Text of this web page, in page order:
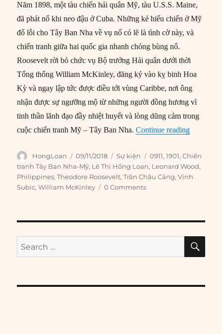
Năm 1898, một tàu chiến hải quân Mỹ, tàu U.S.S. Maine,
đã phát nổ khi neo đậu ở Cuba. Những kẻ hiếu chiến ở Mỹ
đổ lỗi cho Tây Ban Nha về vụ nổ có lẽ là tình cờ này, và
chiến tranh giữa hai quốc gia nhanh chóng bùng nổ.
Roosevelt rời bỏ chức vụ Bộ trưởng Hải quân dưới thời
Tổng thống William McKinley, đăng ký vào kỵ binh Hoa
Kỳ và ngay lập tức được điều tới vùng Caribbe, nơi ông
nhận được sự ngưỡng mộ từ những người đồng hương vì
tinh thần lãnh đạo đầy nhiệt huyết và lòng dũng cảm trong
cuộc chiến tranh Mỹ – Tây Ban Nha.Continue reading“09/11/
Author
HongLoan
Posted
on
09/11/2018 Categories
Sự kiện Tags
0911,1901,Chiến
tranh Tây Ban Nha-Mỹ, Lê Thị Hồng Loan, Leonard Wood,
Philippines,Theodore Roosevelt,Trân Châu Cảng,Vịnh
Subic,William McKinley 0 Comments
Search
for: